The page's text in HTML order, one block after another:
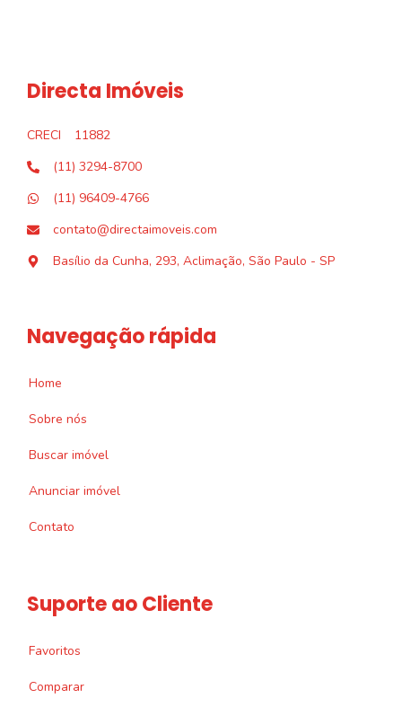
Directa Imóveis
CRECI
11882
(11) 3294-8700
(11) 96409-4766
contato@directaimoveis.com
Basílio da Cunha, 293, Aclimação, São Paulo - SP
Navegação rápida
Home
Sobre nós
Buscar imóvel
Anunciar imóvel
Contato
Suporte ao Cliente
Favoritos
Comparar